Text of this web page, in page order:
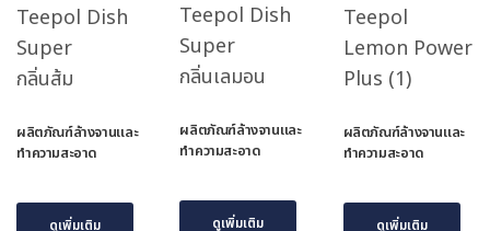
Teepol Dish
Super
กลิ่นส้ม
ผลิตภัณฑ์ล้างจานและ
ทำความสะอาด
ดูเพิ่มเติม
Teepol Dish
Super
กลิ่นเลมอน
ผลิตภัณฑ์ล้างจานและ
ทำความสะอาด
ดูเพิ่มเติม
Teepol
Lemon Power
Plus (1)
ผลิตภัณฑ์ล้างจานและ
ทำความสะอาด
ดูเพิ่มเติม